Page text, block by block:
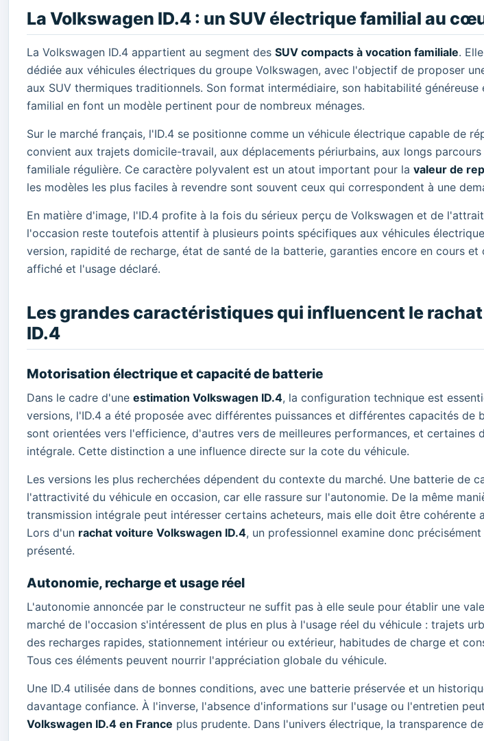
La Volkswagen ID.4 : un SUV électrique familial au
La Volkswagen ID.4 appartient au segment des SUV compacts à vocation familiale.
dédiée aux véhicules électriques du groupe Volkswagen, avec l'objectif de proposer
aux SUV thermiques traditionnels. Son format intermédiaire, son habitabilité
familial en font un modèle pertinent pour de nombreux ménages.
Sur le marché français, l'ID.4 se positionne comme un véhicule électrique capable de
convient aux trajets domicile-travail, aux déplacements périurbains, aux longs
familiale régulière. Ce caractère polyvalent est un atout important pour la valeur de
les modèles les plus faciles à revendre sont souvent ceux qui correspondent à une
En matière d'image, l'ID.4 profite à la fois du sérieux perçu de Volkswagen et de
l'occasion reste toutefois attentif à plusieurs points spécifiques aux véhicules
version, rapidité de recharge, état de santé de la batterie, garanties encore en cours
affiché et l'usage déclaré.
Les grandes caractéristiques qui influencent le
ID.4
Motorisation électrique et capacité de batterie
Dans le cadre d'une estimation Volkswagen ID.4, la configuration technique est
versions, l'ID.4 a été proposée avec différentes puissances et différentes capacités de
sont orientées vers l'efficience, d'autres vers de meilleures performances, et certaines
intégrale. Cette distinction a une influence directe sur la cote du véhicule.
Les versions les plus recherchées dépendent du contexte du marché. Une batterie de
l'attractivité du véhicule en occasion, car elle rassure sur l'autonomie. De la même
transmission intégrale peut intéresser certains acheteurs, mais elle doit être cohérente
Lors d'un rachat voiture Volkswagen ID.4, un professionnel examine donc
présenté.
Autonomie, recharge et usage réel
L'autonomie annoncée par le constructeur ne suffit pas à elle seule pour établir une
marché de l'occasion s'intéressent de plus en plus à l'usage réel du véhicule : trajets
des recharges rapides, stationnement intérieur ou extérieur, habitudes de charge et
Tous ces éléments peuvent nourrir l'appréciation globale du véhicule.
Une ID.4 utilisée dans de bonnes conditions, avec une batterie préservée et un
davantage confiance. À l'inverse, l'absence d'informations sur l'usage ou l'entretien
Volkswagen ID.4 en France plus prudente. Dans l'univers électrique, la transparence